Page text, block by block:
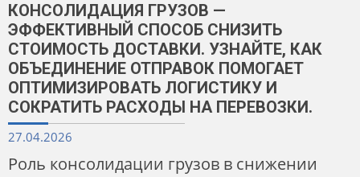
КОНСОЛИДАЦИЯ ГРУЗОВ —
ЭФФЕКТИВНЫЙ СПОСОБ СНИЗИТЬ
СТОИМОСТЬ ДОСТАВКИ. УЗНАЙТЕ, КАК
ОБЪЕДИНЕНИЕ ОТПРАВОК ПОМОГАЕТ
ОПТИМИЗИРОВАТЬ ЛОГИСТИКУ И
СОКРАТИТЬ РАСХОДЫ НА ПЕРЕВОЗКИ.
27.04.2026
Роль консолидации грузов в снижении